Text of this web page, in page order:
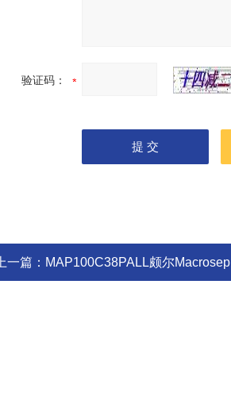
验证码：
上一篇： MAP100C38PALL颇尔Macrosep